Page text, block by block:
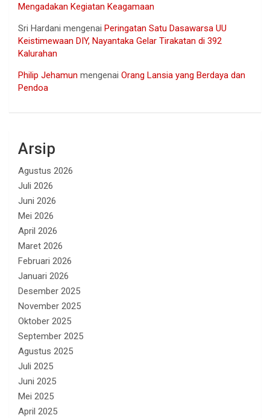
Mengadakan Kegiatan Keagamaan
Sri Hardani mengenai Peringatan Satu Dasawarsa UU
Keistimewaan DIY, Nayantaka Gelar Tirakatan di 392
Kalurahan
Philip Jehamun mengenai Orang Lansia yang Berdaya dan
Pendoa
Arsip
Agustus 2026
Juli 2026
Juni 2026
Mei 2026
April 2026
Maret 2026
Februari 2026
Januari 2026
Desember 2025
November 2025
Oktober 2025
September 2025
Agustus 2025
Juli 2025
Juni 2025
Mei 2025
April 2025